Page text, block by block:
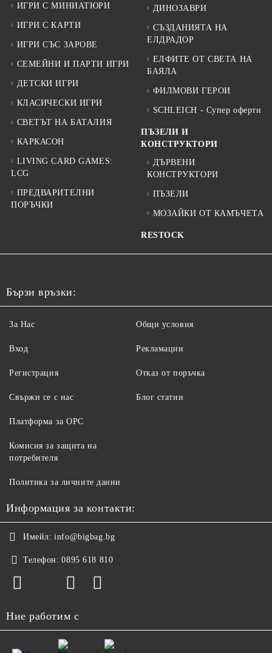
ИГРИ С МИНИАТЮРИ
ИГРИ С КАРТИ
ИГРИ СЪС ЗАРОВЕ
СЕМЕЙНИ И ПАРТИ ИГРИ
ДЕТСКИ ИГРИ
КЛАСИЧЕСКИ ИГРИ
СВЕТЪТ НА БАТАЛИЯ
КАРКАСОН
LIVING CARD GAMES:
LCG
ПРЕДВАРИТЕЛНИ
ПОРЪЧКИ
ДИНОЗАВРИ
СЪЗДАНИЯТА НА
ЕЛДРАДОР
ЕЛФИТЕ ОТ СВЕТА НА
БАЯЛА
ФИЛМОВИ ГЕРОИ
SCHLEICH - Супер оферти
ПЪЗЕЛИ И
КОНСТРУКТОРИ
ДЪРВЕНИ
КОНСТРУКТОРИ
ПЪЗЕЛИ
МОЗАЙКИ ОТ КАМЪЧЕТА
RESTOCK
Бързи връзки:
За Нас
Вход
Регистрация
Свържи се с нас
Общи условия
Рекламации
Отказ от поръчка
Блог статии
Платформа за ОРС
Комисия за защита на
потребителя
Политика за личните данни
Информация за контакти:
Имейл: info@bigbag.bg
Телефон: 0895 618 810
Ние работим с